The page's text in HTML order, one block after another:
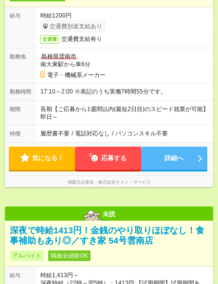
給与
時給1200円
交通費別途支給あり
交通費 交通費支給有り
勤務地
島根県雲南市
南大東駅から車6分
電子・機械系メーカー
勤務時間 17:10～2:00 ※表記のうち実働7時間55分です。
期間
長期【ご応募から1週間以内(最短2日目)のスピード就業が可能】
即日～
特徴 履歴書不要 / 電話対応なし / パソコンスキル不要
気になる！ 応募する 詳細へ
掲載元企業名 株式会社テクノ・サービス
未読
深夜で時給1413円！金銭のやり取りほぼなし！食
事補助もあり◎／すき家 54号雲南店
アルバイト 職種未経験OK
給与
時給1,413円～